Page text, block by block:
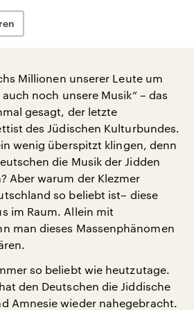
Millionen unserer Leute um
noch unsere Musik“ – das
gesagt, der letzte
des Jüdischen Kulturbundes.
wenig überspitzt klingen, denn
die Musik der Jidden
Aber warum der Klezmer
so beliebt ist– diese
im Raum. Allein mit
man dieses Massenphänomen
so beliebt wie heutzutage.
den Deutschen die Jiddische
Amnesie wieder nahegebracht.